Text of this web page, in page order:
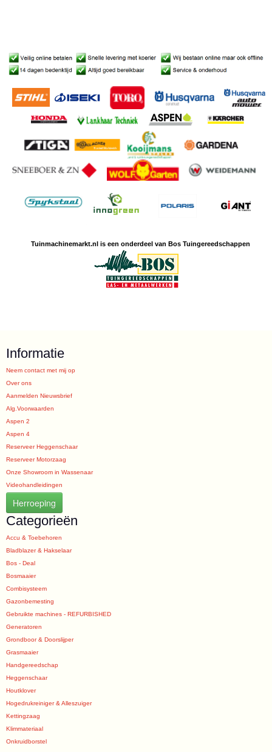
Tuinmachinemarkt.nl is een onderdeel van Bos Tuingereedschappen
Informatie
Neem contact met mij op
Over ons
Aanmelden Nieuwsbrief
Alg.Voorwaarden
Aspen 2
Aspen 4
Reserveer Heggenschaar
Reserveer Motorzaag
Onze Showroom in Wassenaar
Videohandleidingen
Herroeping
Categorieën
Accu & Toebehoren
Bladblazer & Hakselaar
Bos - Deal
Bosmaaier
Combisysteem
Gazonbemesting
Gebruikte machines - REFURBISHED
Generatoren
Grondboor & Doorslijper
Grasmaaier
Handgereedschap
Heggenschaar
Houtklover
Hogedrukreiniger & Alleszuiger
Kettingzaag
Klimmateriaal
Onkruidborstel